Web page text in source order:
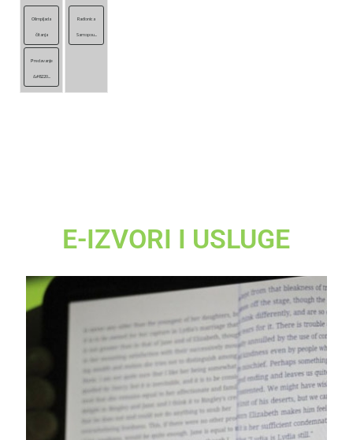
Olimpijada
čitanja
Predavanje
&#8220...
Radionica
Samopou...
E-IZVORI I USLUGE